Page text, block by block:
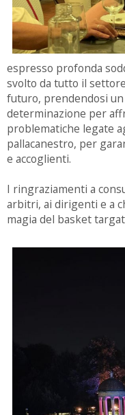
espresso profonda
svolto da tutto il
futuro, prendendosi
determinazione per
problematiche legate
pallacanestro, per
e accoglienti.
I ringraziamenti a
arbitri, ai dirigenti e a
magia del basket